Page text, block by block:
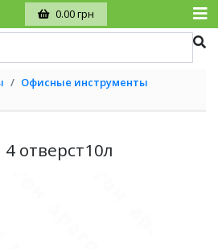
0.00 грн
Офисные инструменты
отверст10л